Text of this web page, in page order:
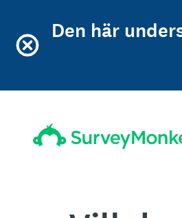
Den här